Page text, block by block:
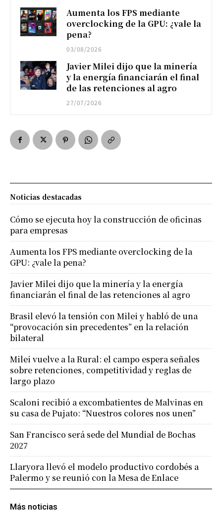
Aumenta los FPS mediante
overclocking de la GPU: ¿vale la
pena?
03/08/2026
Javier Milei dijo que la minería
y la energía financiarán el final
de las retenciones al agro
27/07/2026
Más noticias
Noticias destacadas
Cómo se ejecuta hoy la construcción de oficinas
para empresas
Aumenta los FPS mediante overclocking de la
GPU: ¿vale la pena?
Javier Milei dijo que la minería y la energía
financiarán el final de las retenciones al agro
Brasil elevó la tensión con Milei y habló de una
“provocación sin precedentes” en la relación
bilateral
Milei vuelve a la Rural: el campo espera señales
sobre retenciones, competitividad y reglas de
largo plazo
Scaloni recibió a excombatientes de Malvinas en
su casa de Pujato: “Nuestros colores nos unen”
San Francisco será sede del Mundial de Bochas
2027
Llaryora llevó el modelo productivo cordobés a
Palermo y se reunió con la Mesa de Enlace